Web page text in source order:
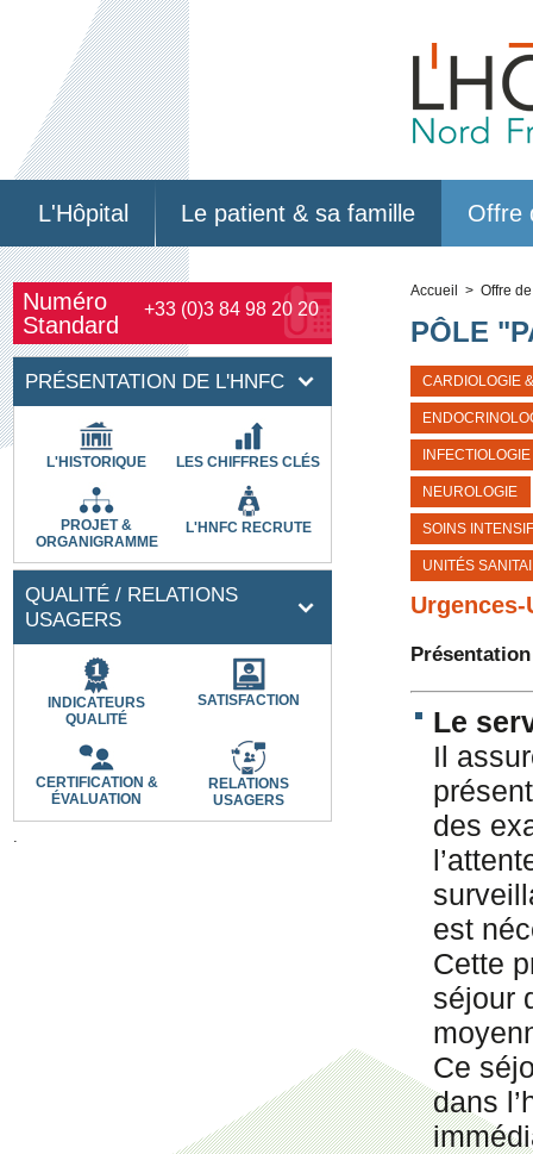
L'Hôpital Le patient & sa famille Offre
Numéro
Standard
+33 (0)3 84 98 20 20
PRÉSENTATION DE L'HNFC
L'HISTORIQUE LES CHIFFRES CLÉS
PROJET &
ORGANIGRAMME
L'HNFC RECRUTE
QUALITÉ / RELATIONS
USAGERS
INDICATEURS
QUALITÉ
SATISFACTION
CERTIFICATION &
ÉVALUATION
RELATIONS
USAGERS
.
Accueil > Offre
PÔLE
CARDIOLOGIE
INFECTIOLOGIE
NEUROLOGIE
SOINS
UNITÉS
Urgences-
Le
Il
des
est
Cette
séjour
Ce
dans